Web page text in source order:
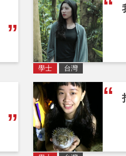
學士 台灣